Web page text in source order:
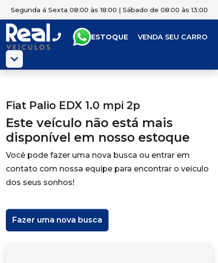
Segunda á Sexta 08:00 às 18:00 | Sábado de 08:00 às 13:00
ESTOQUE VENDA SEU CARRO
Fiat Palio EDX 1.0 mpi 2p
Este veículo não está mais
disponível em nosso estoque
Você pode fazer uma nova busca ou entrar em
contato com nossa equipe para encontrar o veículo
dos seus sonhos!
Fazer uma nova busca